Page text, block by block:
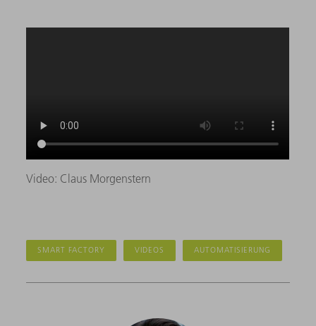
Video: Claus Morgenstern
SMART FACTORY VIDEOS AUTOMATISIERUNG